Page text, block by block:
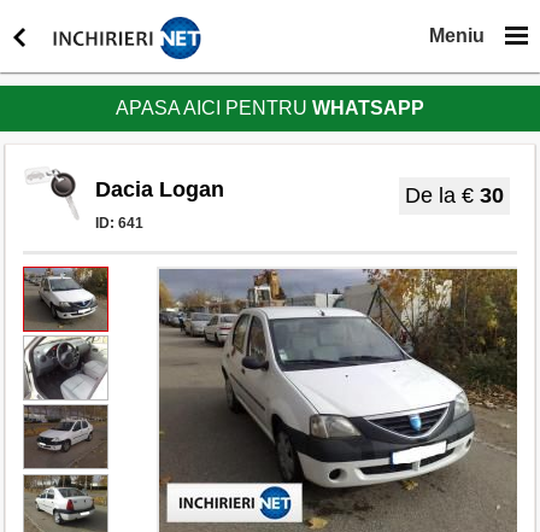
Meniu
APASA AICI PENTRUWHATSAPP
Dacia Logan
ID: 641
De la € 30